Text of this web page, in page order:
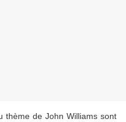
thème de John Williams sont